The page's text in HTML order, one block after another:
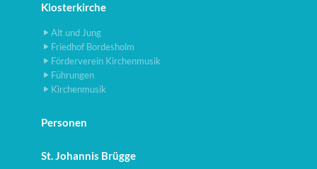
Klosterkirche
Alt und Jung
Friedhof Bordesholm
Förderverein Kirchenmusik
Führungen
Kirchenmusik
Personen
St. Johannis Brügge